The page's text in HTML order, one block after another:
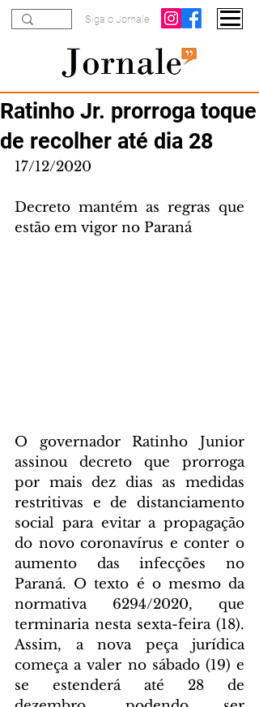
Siga o Jornale
Ratinho Jr. prorroga toque
de recolher até dia 28
17/12/2020
Decreto mantém as regras que
estão em vigor no Paraná
O governador Ratinho Junior
assinou decreto que prorroga
por mais dez dias as medidas
restritivas e de distanciamento
social para evitar a propagação
do novo coronavírus e conter o
aumento das infecções no
Paraná. O texto é o mesmo da
normativa 6294/2020, que
terminaria nesta sexta-feira (18).
Assim, a nova peça jurídica
começa a valer no sábado (19) e
se estenderá até 28 de